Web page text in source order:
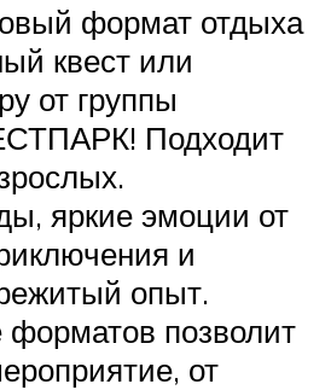
формат отдыха
квест или
от группы
Подходит
яркие эмоции от
и
опыт.
форматов позволит
от